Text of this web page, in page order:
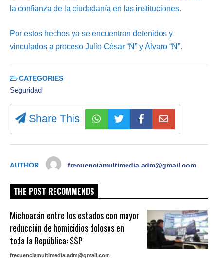
la confianza de la ciudadanía en las instituciones.
Por estos hechos ya se encuentran detenidos y
vinculados a proceso Julio César “N” y Álvaro “N”.
CATEGORIES
Seguridad
Share This
AUTHOR frecuenciamultimedia.adm@gmail.com
THE POST RECOMMENDS
Michoacán entre los estados con mayor
reducción de homicidios dolosos en
toda la República: SSP
frecuenciamultimedia.adm@gmail.com